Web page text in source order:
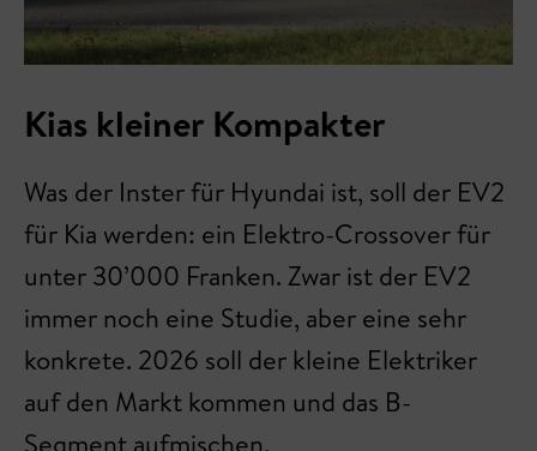
Kias kleiner Kompakter
Was der Inster für Hyundai ist, soll der EV2
für Kia werden: ein Elektro-Crossover für
unter 30’000 Franken. Zwar ist der EV2
immer noch eine Studie, aber eine sehr
konkrete. 2026 soll der kleine Elektriker
auf den Markt kommen und das B-
Segment aufmischen.